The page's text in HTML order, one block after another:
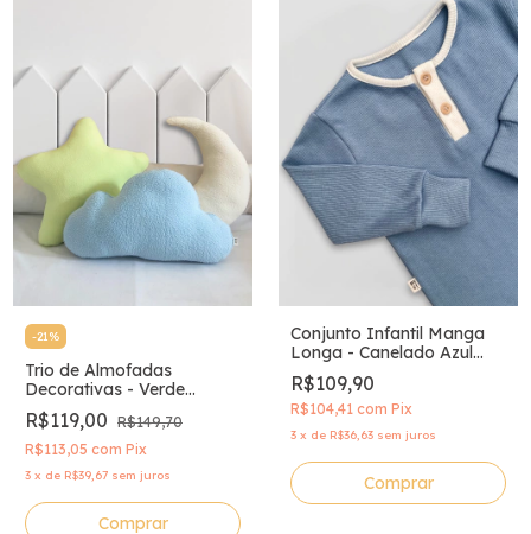
-21%
Trio de Almofadas
Decorativas - Verde
Limão, Off White e Azul
R$119,00 R$149,70
R$113,05 com Pix
3 x de R$39,67 sem juros
Conjunto Infantil Manga
Longa - Canelado Azul
Sereno
R$109,90
R$104,41 com Pix
3 x de R$36,63 sem juros
Comprar